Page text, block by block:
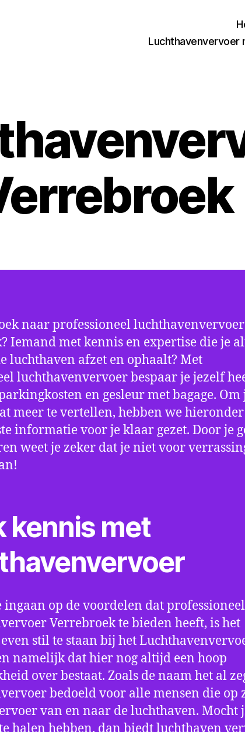
Luchthavenvervoer
naar professioneel
Iemand met kennis en expertise die je
luchthaven afzet en ophaalt? Met
luchthavenvervoer bespaar je jezelf
en gesleur met bagage. Om
meer te vertellen, hebben we
informatie voor je klaar gezet. Door je
weet je zeker dat je niet voor
kennis met
ingaan op de voordelen dat professioneel
Verrebroek te bieden heeft, is het
stil te staan bij het
namelijk dat hier nog altijd een hoop
over bestaat. Zoals de naam het al
bedoeld voor alle mensen die op
van en naar de luchthaven. Mocht
halen hebben, dan biedt luchthaven